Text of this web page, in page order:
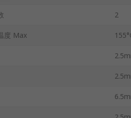
2
度 Max